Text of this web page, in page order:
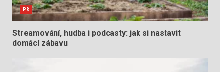
PR
Streamování, hudba i podcasty: jak si nastavit
domácí zábavu